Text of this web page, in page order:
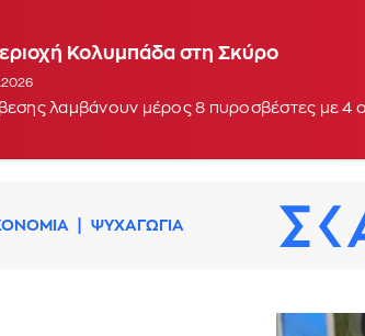
Κολυμπάδα στη Σκύρο
λαμβάνουν μέρος 8 πυροσβέστες με
ΨΥΧΑΓΩΓΙΑ